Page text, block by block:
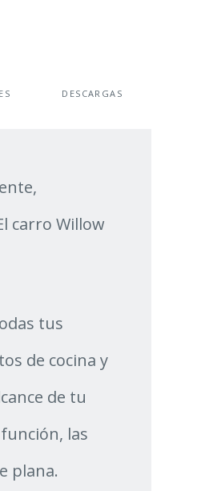
DESCARGAS
carro Willow
tus
de cocina y
de tu
las
plana.